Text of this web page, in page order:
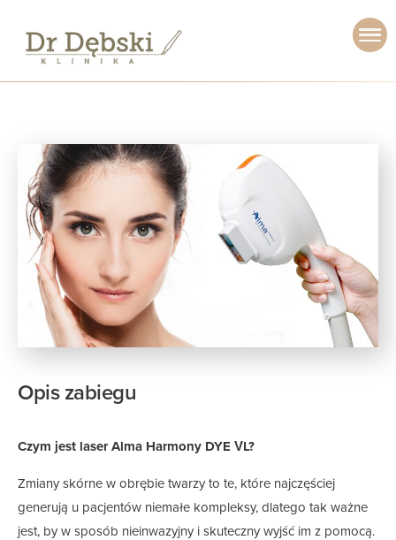
Opis zabiegu
Czym jest laser Alma Harmony DYE VL?
Zmiany skórne w obrębie twarzy to te, które najczęściej
generują u pacjentów niemałe kompleksy, dlatego tak ważne
jest, by w sposób nieinwazyjny i skuteczny wyjść im z pomocą.